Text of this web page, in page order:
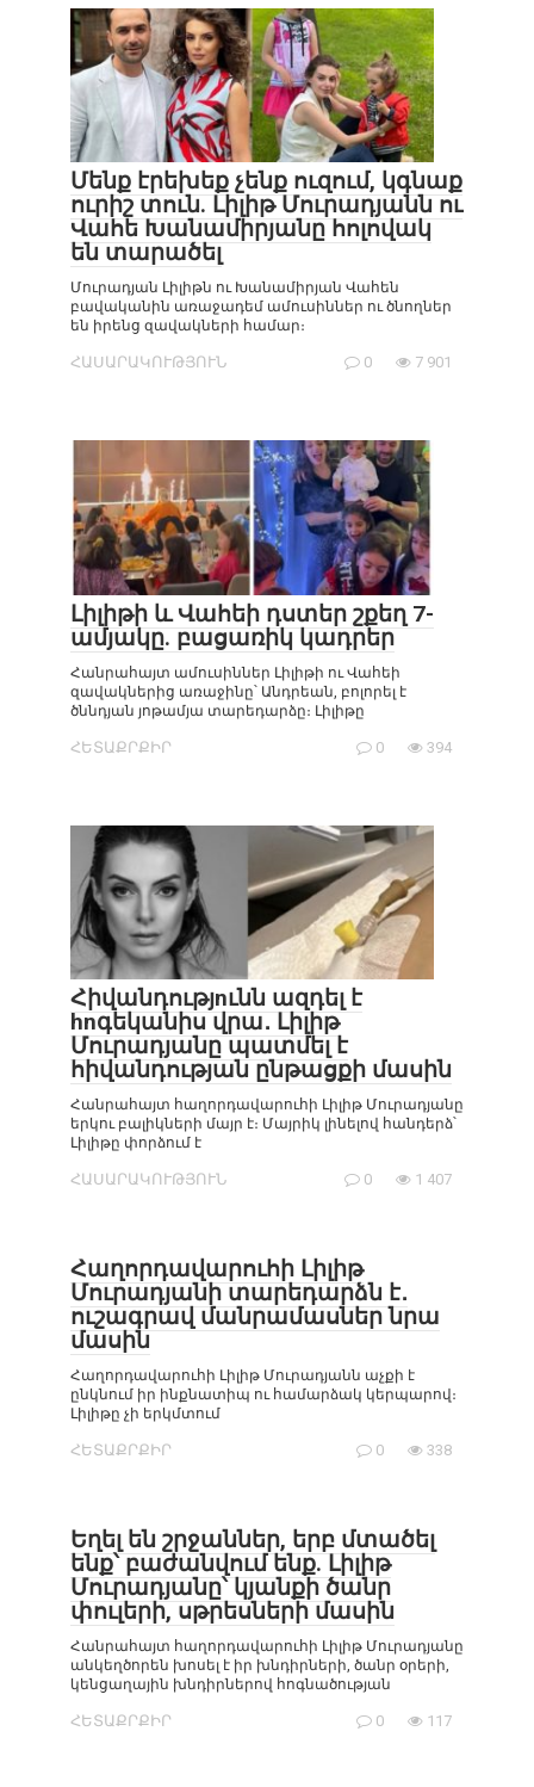
Մենք էրեխեք չենք ուզում, կգնաք
ուրիշ տուն. Լիլիթ Մուրադյանն ու
Վահե Խանամիրյանը հոլովակ
են տարածել
Մուրադյան Լիլիթն ու Խանամիրյան Վահեն
բավականին առաջադեմ ամուսիններ ու ծնողներ
են իրենց զավակների համար։
ՀԱՍԱՐԱԿՈՒԹՅՈՒՆ 0 7 901
Լիլիթի և Վահեի դստեր շքեղ 7-
ամյակը. բացառիկ կադրեր
Հանրահայտ ամուսիններ Լիլիթի ու Վահեի
զավակներից առաջինը՝ Անդրեան, բոլորել է
ծննդյան յոթամյա տարեդարձը։ Լիլիթը
ՀԵՏԱՔՐՔԻՐ 0 394
Հիվանդությnւնն ազդել է
hnգեկանիս վրա․ Լիլիթ
Մուրադյանը պատմել է
հիվանդության ընթացքի մասին
Հանրահայտ հաղորդավարուհի Լիլիթ Մուրադյանը
երկու բալիկների մայր է։ Մայրիկ լինելով հանդերձ՝
Լիլիթը փորձում է
ՀԱՍԱՐԱԿՈՒԹՅՈՒՆ 0 1 407
Հաղորդավարուհի Լիլիթ
Մուրադյանի տարեդարձն է․
ուշագրավ մանրամասներ նրա
մասին
Հաղորդավարուհի Լիլիթ Մուրադյանն աչքի է
ընկնում իր ինքնատիպ ու համարձակ կերպարով։
Լիլիթը չի երկմտում
ՀԵՏԱՔՐՔԻՐ 0 338
Եղել են շրջաններ, երբ մտածել
ենք՝ բաժանվում ենք. Լիլիթ
Մուրադյանը՝ կյանքի ծանր
փուլերի, սթրեսների մասին
Հանրահայտ հաղորդավարուհի Լիլիթ Մուրադյանը
անկեղծորեն խոսել է իր խնդիրների, ծանր օրերի,
կենցաղային խնդիրներով հոգնածության
ՀԵՏԱՔՐՔԻՐ 0 117